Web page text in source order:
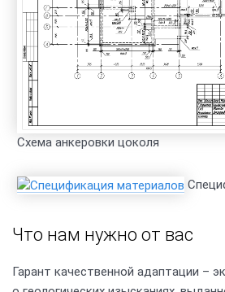
Схема анкеровки цоколя
Что нам нужно от вас
Гарант качественной адаптации –